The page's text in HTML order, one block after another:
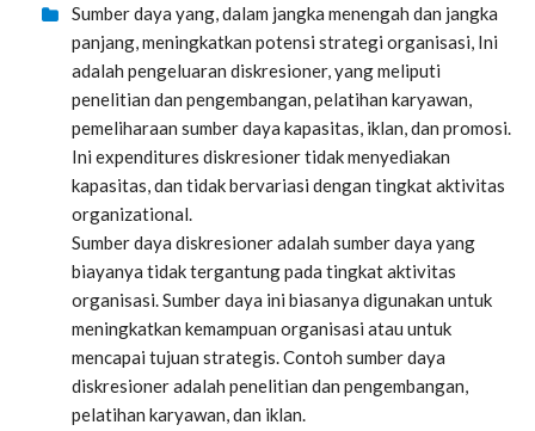
Sumber daya yang, dalam jangka menengah dan jangka
panjang, meningkatkan potensi strategi organisasi, Ini
adalah pengeluaran diskresioner, yang meliputi
penelitian dan pengembangan, pelatihan karyawan,
pemeliharaan sumber daya kapasitas, iklan, dan promosi.
Ini expenditures diskresioner tidak menyediakan
kapasitas, dan tidak bervariasi dengan tingkat aktivitas
organizational.
Sumber daya diskresioner adalah sumber daya yang
biayanya tidak tergantung pada tingkat aktivitas
organisasi. Sumber daya ini biasanya digunakan untuk
meningkatkan kemampuan organisasi atau untuk
mencapai tujuan strategis. Contoh sumber daya
diskresioner adalah penelitian dan pengembangan,
pelatihan karyawan, dan iklan.